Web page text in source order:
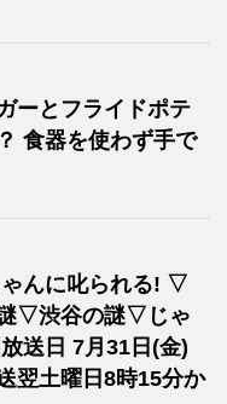
ーとフライドポテ
食器を使わず手で
んに叱られる! ▽
▽渋谷の謎▽じゃ
送日 7月31日(金)
翌土曜日8時15分か